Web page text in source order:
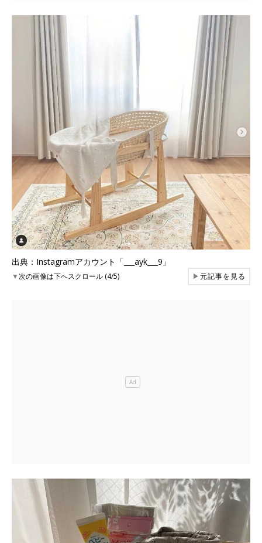
出典：Instagramアカウント「___ayk___9」
▼次の画像は下へスクロール (4/5) ▶元記事を見る